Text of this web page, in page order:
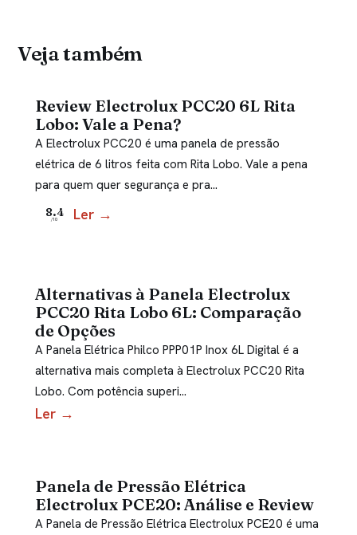
Veja também
Review Electrolux PCC20 6L Rita
Lobo: Vale a Pena?
A Electrolux PCC20 é uma panela de pressão
elétrica de 6 litros feita com Rita Lobo. Vale a pena
para quem quer segurança e pra…
8.4
/10 Ler →
Alternativas à Panela Electrolux
PCC20 Rita Lobo 6L: Comparação
de Opções
A Panela Elétrica Philco PPP01P Inox 6L Digital é a
alternativa mais completa à Electrolux PCC20 Rita
Lobo. Com potência superi…
Ler →
Panela de Pressão Elétrica
Electrolux PCE20: Análise e Review
A Panela de Pressão Elétrica Electrolux PCE20 é uma